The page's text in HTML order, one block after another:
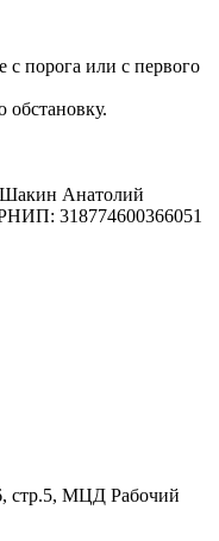
с порога или с первого
Анатолий
318774600366051
стр.5, МЦД Рабочий